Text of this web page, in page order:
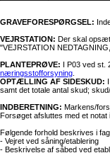
GRAVEFORESPØRGSEL:
VEJRSTATION: Der skal
"VEJRSTATION
PLANTEPRØVE: I P03 ved st.
næringsstofforsyning
OPTÆLLING AF SIDESKUD:
samt det totale antal skud;
INDBERETNING: Markens/
Forsøget afsluttes med et notat
Følgende forhold beskrives i
- Vejret ved såning/etablering
- Beskrivelse af såbed ved